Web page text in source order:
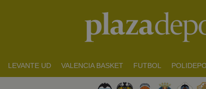
LEVANTE UD VALENCIA BASKET FUTBOL